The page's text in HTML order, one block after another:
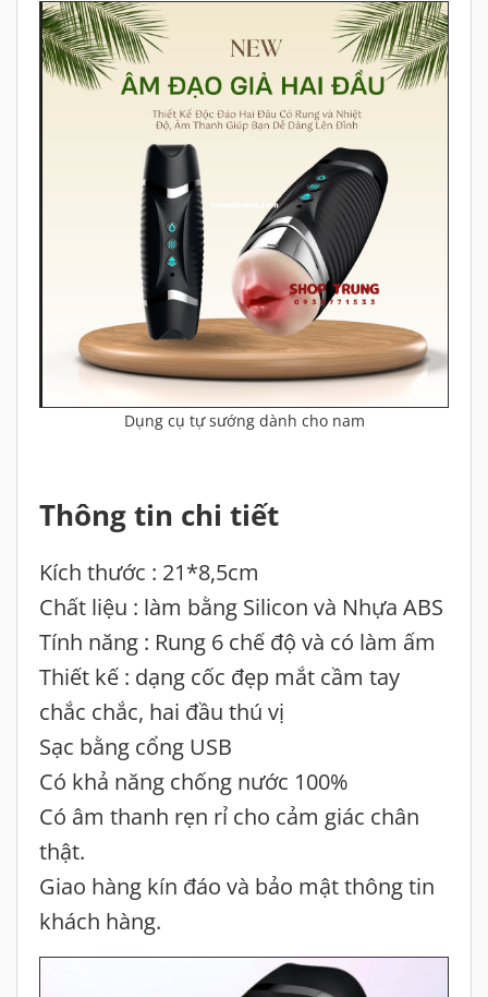
Dụng cụ tự sướng dành cho nam
Thông tin chi tiết
Kích thước : 21*8,5cm
Chất liệu : làm bằng Silicon và Nhựa ABS
Tính năng : Rung 6 chế độ và có làm ấm
Thiết kế : dạng cốc đẹp mắt cầm tay
chắc chắc, hai đầu thú vị
Sạc bằng cổng USB
Có khả năng chống nước 100%
Có âm thanh rẹn rỉ cho cảm giác chân
thật.
Giao hàng kín đáo và bảo mật thông tin
khách hàng.